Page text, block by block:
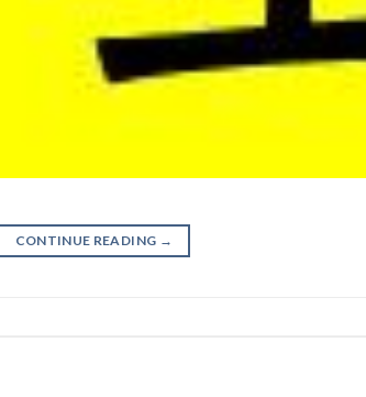
CONTINUE READING →